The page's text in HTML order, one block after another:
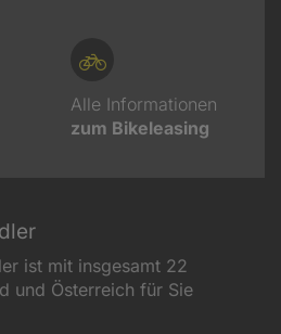
Alle Informationen
zum Bikeleasing
ist mit insgesamt 22
und Österreich für Sie